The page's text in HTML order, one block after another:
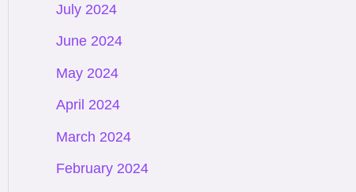
July 2024
June 2024
May 2024
April 2024
March 2024
February 2024